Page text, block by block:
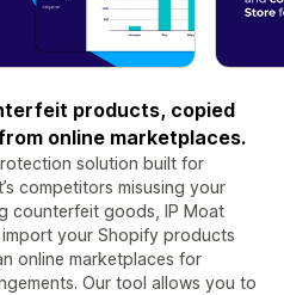
products, copied
online marketplaces.
solution built for
competitors misusing your
counterfeit goods, IP Moat
your Shopify products
online marketplaces for
Our tool allows you to